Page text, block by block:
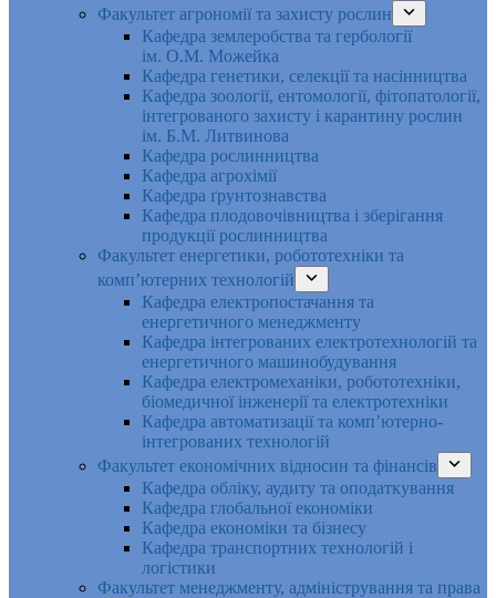
Факультет агрономії та захисту рослин
Кафедра землеробства та гербології
ім. О.М. Можейка
Кафедра генетики, селекції та насінництва
Кафедра зоології, ентомології, фітопатології,
інтегрованого захисту і карантину рослин
ім. Б.М. Литвинова
Кафедра рослинництва
Кафедра агрохімії
Кафедра ґрунтознавства
Кафедра плодовочівництва і зберігання
продукції рослинництва
Факультет енергетики, робототехніки та
комп’ютерних технологій
Кафедра електропостачання та
енергетичного менеджменту
Кафедра інтегрованих електротехнологій та
енергетичного машинобудування
Кафедра електромеханіки, робототехніки,
біомедичної інженерії та електротехніки
Кафедра автоматизації та комп’ютерно-
інтегрованих технологій
Факультет економічних відносин та фінансів
Кафедра обліку, аудиту та оподаткування
Кафедра глобальної економіки
Кафедра економіки та бізнесу
Кафедра транспортних технологій і
логістики
Факультет менеджменту, адміністрування та права